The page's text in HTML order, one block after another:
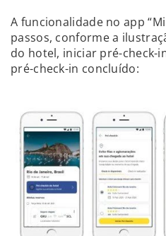
A funcionalidade no app
passos, conforme a
do hotel, iniciar pré-check-
pré-check-in concluído: